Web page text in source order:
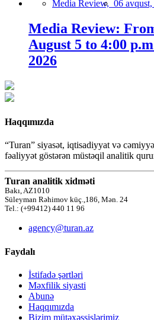
Media Review, 06
Media Review:
August 5 to 4:00
2026
Haqqımızda
“Turan” siyasət, iqtisadiyyat və
fəaliyyət göstərən müstəqil analitik
Turan analitik xidməti
Bakı, AZ1010
Süleyman Rəhimov küç.,186, Mən. 24
Tel.: (+99412) 440 11 96
agency@turan.az
Faydalı
İstifadə şərtləri
Məxfilik siyasti
Abunə
Haqqımızda
Bizim mütəxəssislərimiz